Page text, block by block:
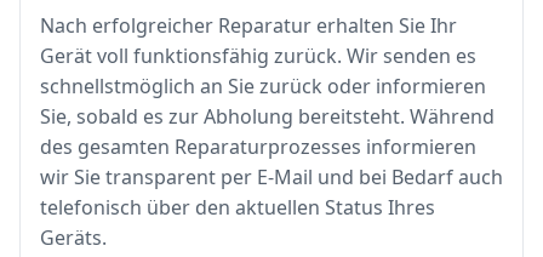
Nach erfolgreicher Reparatur erhalten Sie Ihr
Gerät voll funktionsfähig zurück. Wir senden es
schnellstmöglich an Sie zurück oder informieren
Sie, sobald es zur Abholung bereitsteht. Während
des gesamten Reparaturprozesses informieren
wir Sie transparent per E-Mail und bei Bedarf auch
telefonisch über den aktuellen Status Ihres
Geräts.